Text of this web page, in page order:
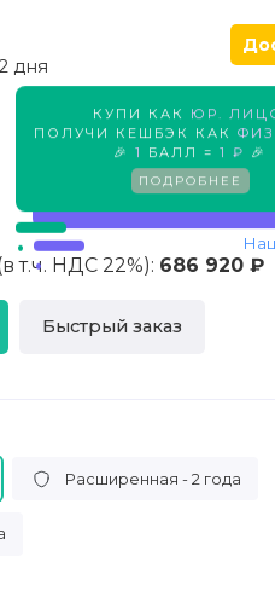
ПОЛУЧИ КЕШБЭК КАК
🎉1БАЛЛ = 1 ₽🎉
ПОДРОБНЕЕ
дня
т.ч. НДС 22%): 686 920 ₽
Быстрый заказ
Расширенная - 2 года